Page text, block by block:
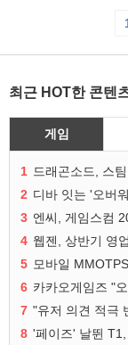
최근 HOT한 콘텐
게임
1 드래곤소드, 스
2 디바 잇는 '오버
3 엔씨, 게임스컴
4 웹젠, 상반기 영
5 모바일
6 카카오게임즈 "
7
8 '페이즈' 날뛴